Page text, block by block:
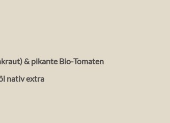
& pikante Bio-Tomaten
nativ extra